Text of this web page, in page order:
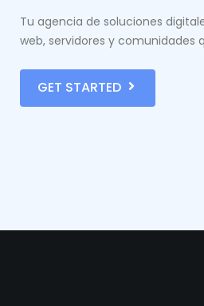
Tu agencia de soluciones
web, servidores y comunidades
GET STARTED